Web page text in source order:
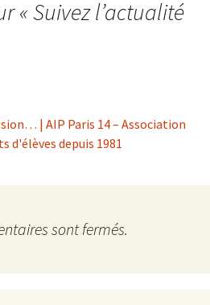
«Suivez l’actualité
| AIP Paris 14 – Association
d'élèves depuis 1981
sont fermés.